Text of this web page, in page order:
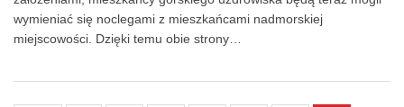
założeniami, mieszkańcy górskiego uzdrowiska będą teraz mogli
wymieniać się noclegami z mieszkańcami nadmorskiej